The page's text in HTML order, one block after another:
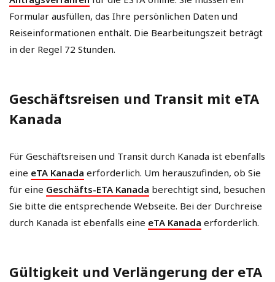
Formular ausfüllen, das Ihre persönlichen Daten und
Reiseinformationen enthält. Die Bearbeitungszeit beträgt
in der Regel 72 Stunden.
Geschäftsreisen und Transit mit eTA
Kanada
Für Geschäftsreisen und Transit durch Kanada ist ebenfalls
eine eTA Kanada erforderlich. Um herauszufinden, ob Sie
für eine Geschäfts-ETA Kanada berechtigt sind, besuchen
Sie bitte die entsprechende Webseite. Bei der Durchreise
durch Kanada ist ebenfalls eine eTA Kanada erforderlich.
Gültigkeit und Verlängerung der eTA